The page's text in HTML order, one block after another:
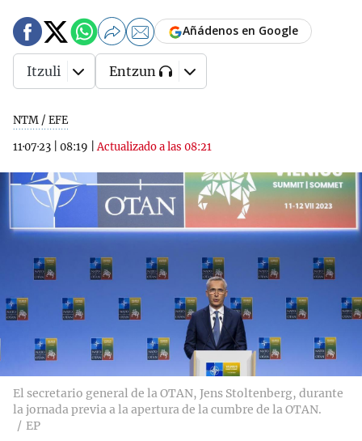
NTM / EFE
11·07·23
08:19 |Actualizado a las 08:21
Añádenos en Google
Itzuli Entzun
El secretario general de la OTAN, Jens Stoltenberg, durante
la jornada previa a la apertura de la cumbre de la OTAN.
EP